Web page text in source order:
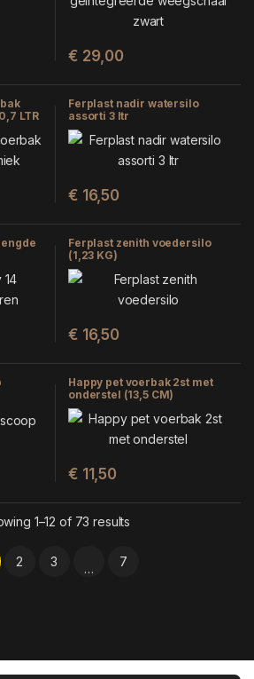
€ 29,00
LTR
Ferplast nadir watersilo
assorti 3 ltr
€ 16,50
Ferplast zenith voedersilo
(1,23 KG)
€ 16,50
Happy pet voerbak 2st met
onderstel (13,5 CM)
€ 11,50
1–12 of 73 results
2 3 … 7